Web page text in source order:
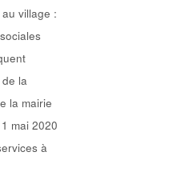
village :
la
la mairie
mai 2020
à